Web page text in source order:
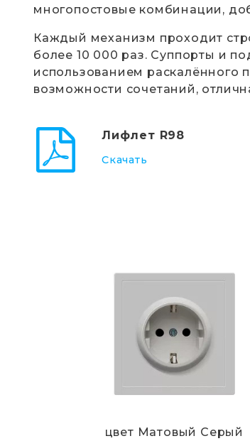
многопостовые комбинации,
Каждый механизм проходит
более 10 000 раз. Суппорты и
использованием раскалённого
возможности сочетаний,
Лифлет R98
Скачать
цвет Матовый Серый